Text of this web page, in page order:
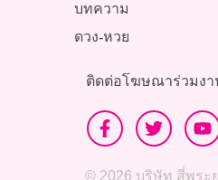
บทความ
ดวง-หวย
ติดต่อโฆษณาร่วมงา
© 2026 บริษัท สี่พระ